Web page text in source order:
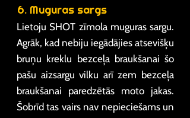
6. Muguras sargs
Lietoju SHOT zīmola muguras sargu.
Agrāk, kad nebiju iegādājies atsevišķu
bruņu kreklu bezceļa braukšanai šo
pašu aizsargu vilku arī zem bezceļa
braukšanai paredzētās moto jakas.
Šobrīd tas vairs nav nepieciešams un